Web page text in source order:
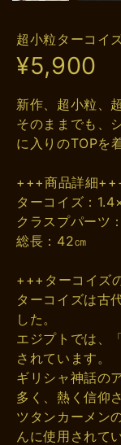
超小粒ターコイ
¥5,900
新作、超小粒、
そのままでも、
に入りのTOPを
+++商品詳細
ターコイズ：
クラスプパーツ
総長：42㎝
+++ターコイズ
ターコイズは古
した。
エジプトでは、
されています。
ギリシャ神話の
多く、熱く信仰
ツタンカーメン
んに使用されて